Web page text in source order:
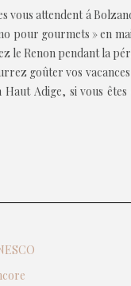
attendent á
pour gourmets »
le Renon pendant la
goûter vos
Adige, si vous